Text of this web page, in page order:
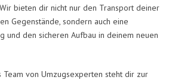
bieten dir nicht nur den Transport deiner
Gegenstände, sondern auch eine
und den sicheren Aufbau in deinem neuen
von Umzugsexperten steht dir zur